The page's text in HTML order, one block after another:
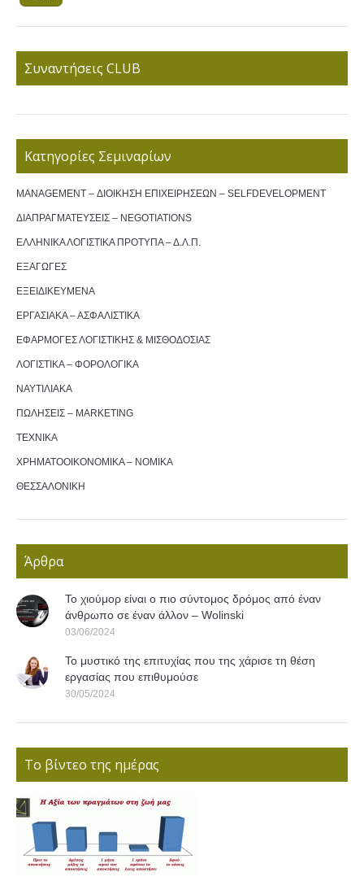
Συναντήσεις CLUB
Κατηγορίες Σεμιναρίων
MANAGEMENT – ΔΙΟΙΚΗΣΗ ΕΠΙΧΕΙΡΗΣΕΩΝ – SELFDEVELOPMENT
ΔΙΑΠΡΑΓΜΑΤΕΥΣΕΙΣ – NEGOTIATIONS
ΕΛΛΗΝΙΚΑ ΛΟΓΙΣΤΙΚΑ ΠΡΟΤΥΠΑ – Δ.Λ.Π.
ΕΞΑΓΩΓΕΣ
ΕΞΕΙΔΙΚΕΥΜΕΝΑ
ΕΡΓΑΣΙΑΚΑ – ΑΣΦΑΛΙΣΤΙΚΑ
ΕΦΑΡΜΟΓΕΣ ΛΟΓΙΣΤΙΚΗΣ & ΜΙΣΘΟΔΟΣΙΑΣ
ΛΟΓΙΣΤΙΚΑ – ΦΟΡΟΛΟΓΙΚΑ
ΝΑΥΤΙΛΙΑΚΑ
ΠΩΛΗΣΕΙΣ – MARKETING
ΤΕΧΝΙΚΑ
ΧΡΗΜΑΤΟΟΙΚΟΝΟΜΙΚΑ – ΝΟΜΙΚΑ
ΘΕΣΣΑΛΟΝΙΚΗ
Άρθρα
Το χιούμορ είναι ο πιο σύντομος δρόμος από έναν
άνθρωπο σε έναν άλλον – Wolinski
03/06/2024
Το μυστικό της επιτυχίας που της χάρισε τη θέση
εργασίας που επιθυμούσε
30/05/2024
Το βίντεο της ημέρας